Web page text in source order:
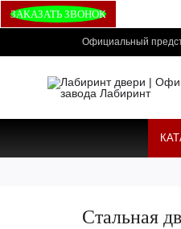
ЗАКАЗАТЬ ЗВОНОК
Официальный
Стальная